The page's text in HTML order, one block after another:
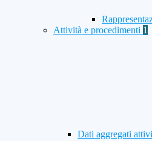
Attività e procedimenti 1
Dati aggregati